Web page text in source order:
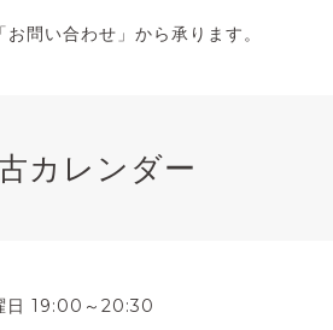
問い合わせ」から承ります。
カレンダー
日 19:00～20:30